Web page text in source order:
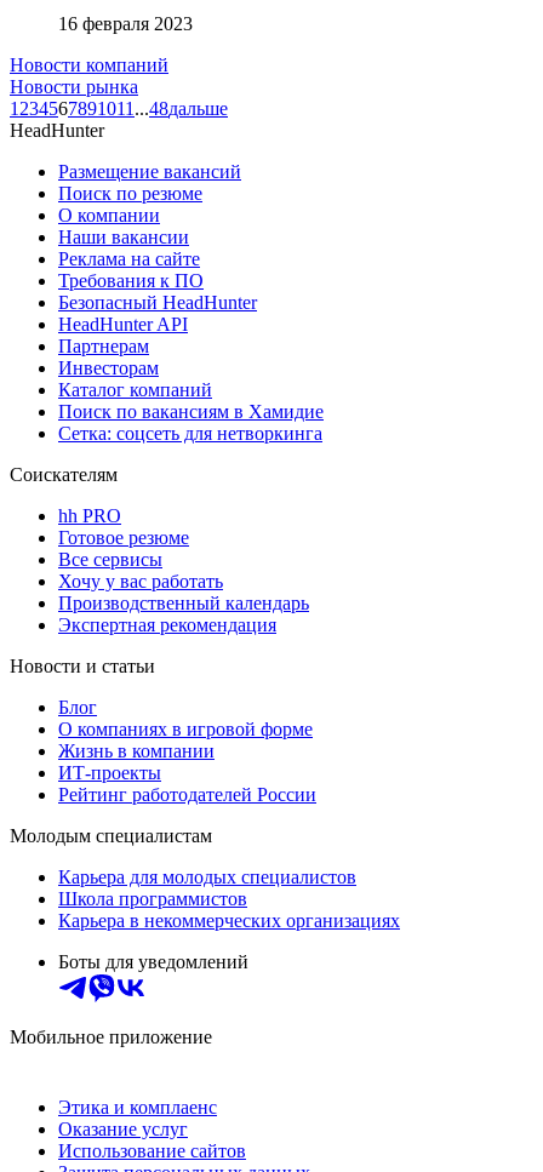
16 февраля 2023
Новости компаний
Новости рынка
1 234567891011 ...48дальше
HeadHunter
Размещение вакансий
Поиск по резюме
О компании
Наши вакансии
Реклама на сайте
Требования к ПО
Безопасный HeadHunter
HeadHunter API
Партнерам
Инвесторам
Каталог компаний
Поиск по вакансиям в Хамидие
Сетка: соцсеть для нетворкинга
Соискателям
hh PRO
Готовое резюме
Все сервисы
Хочу у вас работать
Производственный календарь
Экспертная рекомендация
Новости и статьи
Блог
О компаниях в игровой форме
Жизнь в компании
ИТ-проекты
Рейтинг работодателей России
Молодым специалистам
Карьера для молодых специалистов
Школа программистов
Карьера в некоммерческих организациях
Боты для уведомлений
Мобильное приложение
Этика и комплаенс
Оказание услуг
Использование сайтов